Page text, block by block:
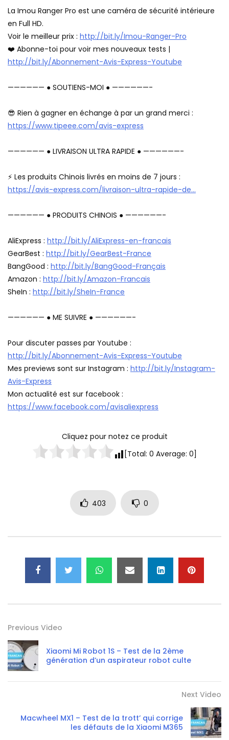
La Imou Ranger Pro est une caméra de sécurité intérieure
en Full HD.
Voir le meilleur prix : http://bit.ly/Imou-Ranger-Pro
❤️ Abonne-toi pour voir mes nouveaux tests |
http://bit.ly/Abonnement-Avis-Express-Youtube
—————— ● SOUTIENS-MOI ● ——————-
😎 Rien à gagner en échange à par un grand merci :
https://www.tipeee.com/avis-express
—————— ● LIVRAISON ULTRA RAPIDE ● ——————-
⚡ Les produits Chinois livrés en moins de 7 jours :
https://avis-express.com/livraison-ultra-rapide-de…
—————— ● PRODUITS CHINOIS ● ——————-
AliExpress : http://bit.ly/AliExpress-en-francais
GearBest : http://bit.ly/GearBest-France
BangGood : http://bit.ly/BangGood-Français
Amazon : http://bit.ly/Amazon-Francais
SheIn : http://bit.ly/SheIn-France
—————— ● ME SUIVRE ● ——————-
Pour discuter passes par Youtube :
http://bit.ly/Abonnement-Avis-Express-Youtube
Mes previews sont sur Instagram : http://bit.ly/Instagram-
Avis-Express
Mon actualité est sur facebook :
https://www.facebook.com/avisaliexpress
Cliquez pour notez ce produit
[Total: 0 Average: 0]
403 0
Previous Video
Xiaomi Mi Robot 1S – Test de la 2ème
génération d’un aspirateur robot culte
Next Video
Macwheel MX1 – Test de la trott’ qui corrige
les défauts de la Xiaomi M365